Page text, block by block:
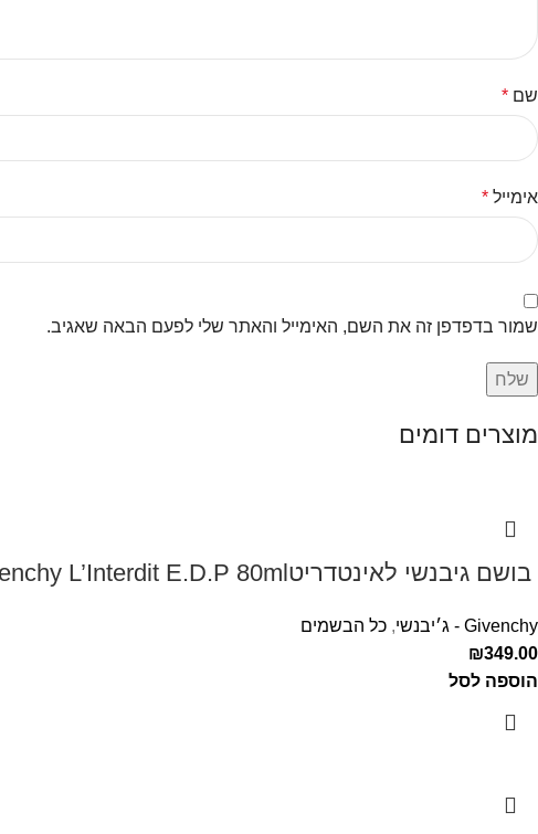
שם *
אימייל *
שמור בדפדפן זה את השם, האימייל והאתר שלי לפעם הבאה שאגיב.
מוצרים דומים
‏ בושם גיבנשי לאינטדריטGivenchy L’Interdit E.D.P 80ml ‏
Givenchy - ג׳יבנשי , כל הבשמים
₪349.00
הוספה לסל